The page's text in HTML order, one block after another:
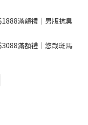
滿額禮｜男版抗臭
滿額禮｜悠哉斑馬